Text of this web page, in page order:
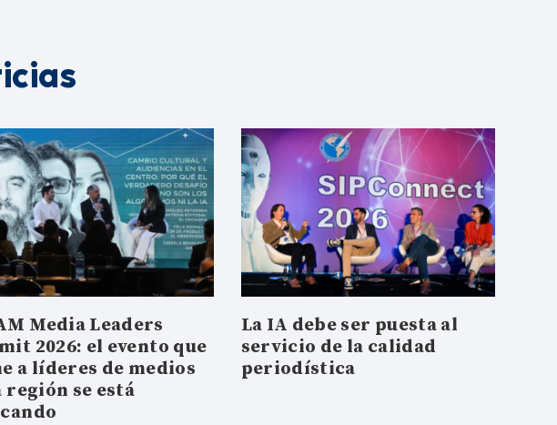
Media Leaders
2026: el evento que
a líderes de medios
región se está
La IA debe ser puesta al
servicio de la calidad
periodística